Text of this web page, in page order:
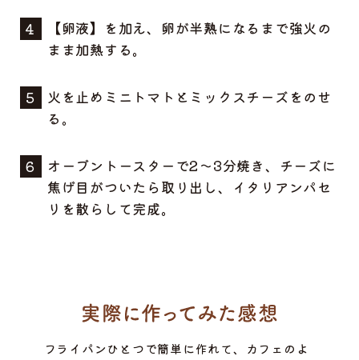
【卵液】を加え、卵が半熟になるまで強火の
まま加熱する。
火を止めミニトマトとミックスチーズをのせ
る。
オーブントースターで2～3分焼き、チーズに
焦げ目がついたら取り出し、イタリアンパセ
リを散らして完成。
フライパンひとつで簡単に作れて、カフェのよ